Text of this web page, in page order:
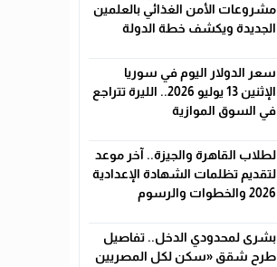
مشروعات الأمن الغذائي بالعلمين
الجديدة ويكشف خطة الدولة
سعر الدولار اليوم في سوريا
الإثنين 13 يوليو 2026.. الليرة تتراجع
في السوق الموازية
لطلاب القاهرة والجيزة.. آخر موعد
لتقديم تظلمات الشهادة الإعدادية
2026 والخطوات والرسوم
بشرى لمحدودي الدخل.. تفاصيل
طرح شقق «سكن لكل المصريين